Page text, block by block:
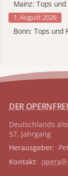
Mainz: Tops und
1. August 2026
Bonn: Tops und
DER
Deutschlands
57. Jahrgang
Herausgeber:
Kontakt: